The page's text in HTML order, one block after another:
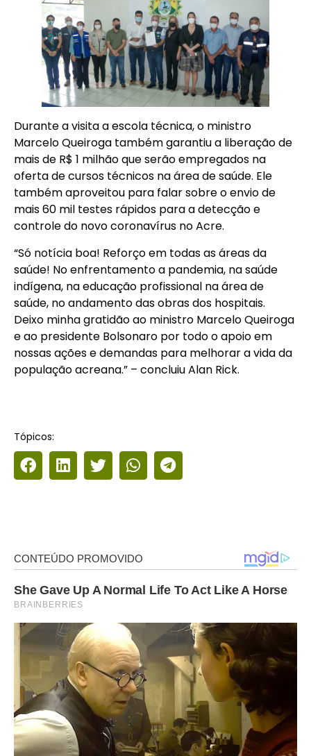
Durante a visita a escola técnica, o ministro
Marcelo Queiroga também garantiu a liberação de
mais de R$ 1 milhão que serão empregados na
oferta de cursos técnicos na área de saúde. Ele
também aproveitou para falar sobre o envio de
mais 60 mil testes rápidos para a detecção e
controle do novo coronavírus no Acre.
“Só notícia boa! Reforço em todas as áreas da
saúde! No enfrentamento a pandemia, na saúde
indígena, na educação profissional na área de
saúde, no andamento das obras dos hospitais.
Deixo minha gratidão ao ministro Marcelo Queiroga
e ao presidente Bolsonaro por todo o apoio em
nossas ações e demandas para melhorar a vida da
população acreana.” – concluiu Alan Rick.
Tópicos: